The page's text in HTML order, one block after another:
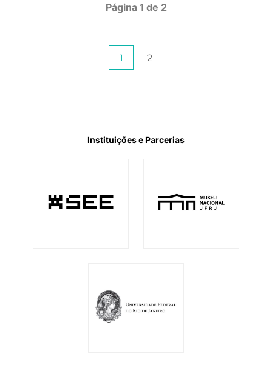
Página 1 de 2
1 2
Instituições e Parcerias